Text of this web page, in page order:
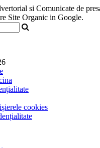
si Comunicate de
Site Organic in Google.
cookies